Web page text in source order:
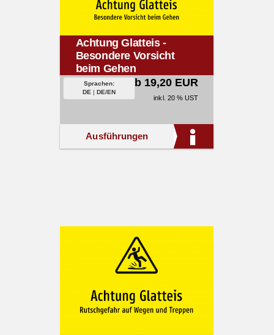
Achtung Glatteis -
Besondere Vorsicht
beim Gehen
Sprachen:
DE | DE/EN
ab 19,20 EUR
inkl. 20 % UST
Ausführungen